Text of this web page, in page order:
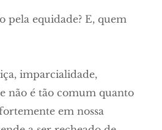
pela equidade? E, quem
imparcialidade,
não é tão comum quanto
em nossa